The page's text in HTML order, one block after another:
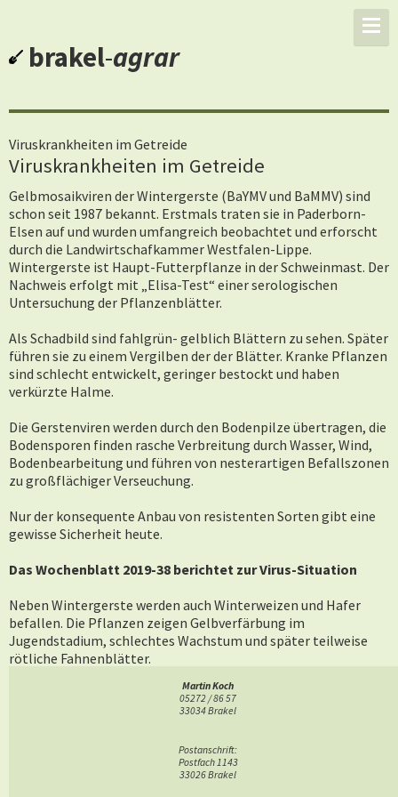
brakel-agrar
Viruskrankheiten im Getreide
Viruskrankheiten im Getreide
Gelbmosaikviren der Wintergerste (BaYMV und BaMMV) sind
schon seit 1987 bekannt. Erstmals traten sie in Paderborn-
Elsen auf und wurden umfangreich beobachtet und erforscht
durch die Landwirtschafkammer Westfalen-Lippe.
Wintergerste ist Haupt-Futterpflanze in der Schweinmast. Der
Nachweis erfolgt mit „Elisa-Test“ einer serologischen
Untersuchung der Pflanzenblätter.
Als Schadbild sind fahlgrün- gelblich Blättern zu sehen. Später
führen sie zu einem Vergilben der der Blätter. Kranke Pflanzen
sind schlecht entwickelt, geringer bestockt und haben
verkürzte Halme.
Die Gerstenviren werden durch den Bodenpilze übertragen, die
Bodensporen finden rasche Verbreitung durch Wasser, Wind,
Bodenbearbeitung und führen von nesterartigen Befallszonen
zu großflächiger Verseuchung.
Nur der konsequente Anbau von resistenten Sorten gibt eine
gewisse Sicherheit heute.
Das Wochenblatt 2019-38 berichtet zur Virus-Situation
Neben Wintergerste werden auch Winterweizen und Hafer
befallen. Die Pflanzen zeigen Gelbverfärbung im
Jugendstadium, schlechtes Wachstum und später teilweise
rötliche Fahnenblätter.
Bei Gerste sind Blattläuse die Überträger der Krankheit.
Gefährdet sind frühe Saaten und fördernd ist mildes
Bei Winterweizen gibt es das Weizenverzwergungs-Virus
Martin Koch
05272 / 86 57
33034 Brakel
Postanschrift:
Postfach 1143
33026 Brakel